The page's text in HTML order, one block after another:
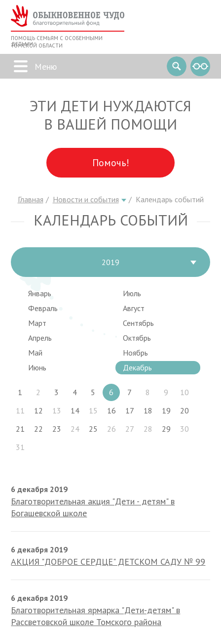
ПОМОЩЬ СЕМЬЯМ С ОСОБЕННЫМИ
ДЕТЬМИ
ТОМСКОЙ ОБЛАСТИ
ЭТИ ДЕТИ НУЖДАЮТСЯ
В ВАШЕЙ ПОМОЩИ
Помочь!
Главная Новости и события Календарь событий
КАЛЕНДАРЬ СОБЫТИЙ
2019
Январь
Февраль
Март
Апрель
Май
Июнь
Июль
Август
Сентябрь
Октябрь
Ноябрь
Декабрь
1 2 3 4 5 6 7 8 9
10
11
12 13 14 15 16 17 18 19
20
21
22 23 24 25 26 27 28 29
30
31
6 декабря 2019
Благотворительная акция "Дети - детям" в
Богашевской школе
6 декабря 2019
АКЦИЯ "ДОБРОЕ СЕРДЦЕ" ДЕТСКОМ САДУ № 99
6 декабря 2019
Благотворительная ярмарка "Дети-детям" в
Рассветовской школе Томского района